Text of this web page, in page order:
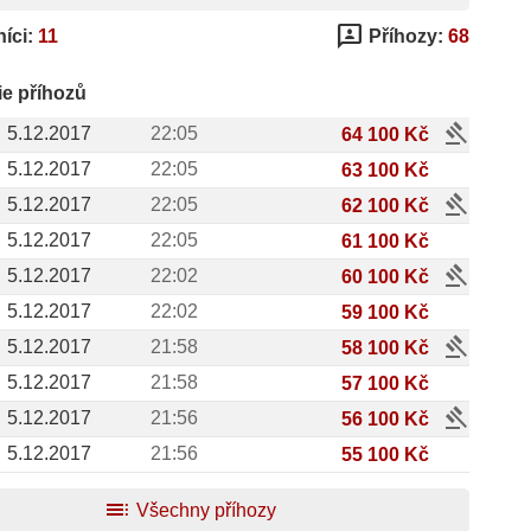
11 3p Příhozy: 68
příhozů
5.12.2017
22:05 64 100 Kč gavel
5.12.2017 22:05
63 100 Kč
5.12.2017
22:05 62 100 Kč gavel
5.12.2017 22:05
61 100 Kč
5.12.2017
22:02 60 100 Kč gavel
5.12.2017 22:02
59 100 Kč
5.12.2017
21:58 58 100 Kč gavel
5.12.2017 21:58
57 100 Kč
5.12.2017
21:56 56 100 Kč gavel
5.12.2017 21:56 55 100 Kč
toc Všechny příhozy